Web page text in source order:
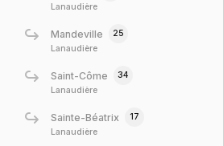
Lanaudière
Mandeville
25
Lanaudière
Saint-Côme
34
Lanaudière
Sainte-Béatrix
17
Lanaudière